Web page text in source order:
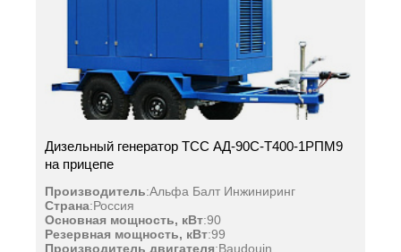
Дизельный генератор ТСС АД-90С-Т400-1РПМ9
на прицепе
Производитель:Альфа Балт Инжиниринг
Страна:Россия
Основная мощность, кВт:90
Резервная мощность, кВт:99
Производитель двигателя:Baudouin